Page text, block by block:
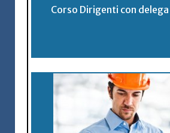
Corso Dirigenti con